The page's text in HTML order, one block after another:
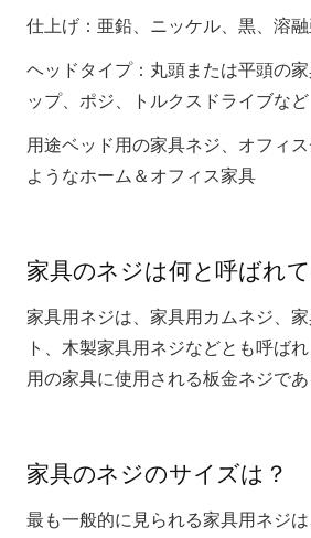
仕上げ：亜鉛、ニッケル、黒、溶
ヘッドタイプ：丸頭または平頭の
ップ、ポジ、トルクスドライブなど
用途ベッド用の家具ネジ、オフィ
ようなホーム＆オフィス家具
家具のネジは何と呼ばれ
家具用ネジは、家具用カムネジ、
ト、木製家具用ネジなどとも呼ば
用の家具に使用される板金ネジであ
家具のネジのサイズは？
最も一般的に見られる家具用ネジ